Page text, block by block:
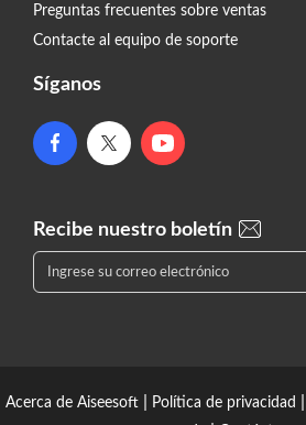
Preguntas frecuentes sobre ventas
Contacte al equipo de soporte
Síganos
Recibe nuestro boletín
Acerca de Aiseesoft Política de privacidad